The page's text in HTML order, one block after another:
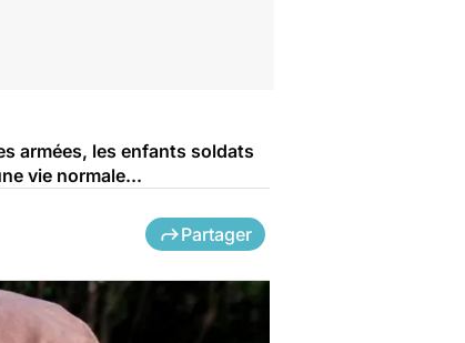
armées, les enfants soldats
vie normale...
Partager